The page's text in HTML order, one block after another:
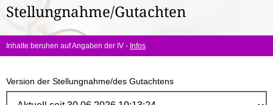
hier:
Stellungnahme/Gutachten
Inhalte beruhen auf Angaben der IV - Infos
Version der Stellungnahme/des Gutachtens